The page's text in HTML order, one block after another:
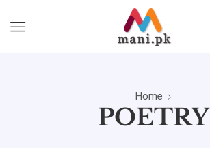
Home
POETRY